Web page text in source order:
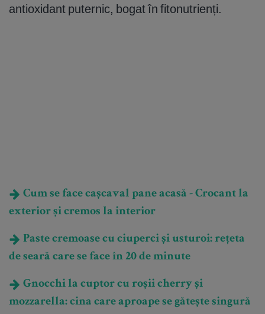
antioxidant puternic, bogat în fitonutrienți.
Cum se face cașcaval pane acasă - Crocant la
exterior și cremos la interior
Paste cremoase cu ciuperci și usturoi: rețeta
de seară care se face în 20 de minute
Gnocchi la cuptor cu roșii cherry și
mozzarella: cina care aproape se gătește singură